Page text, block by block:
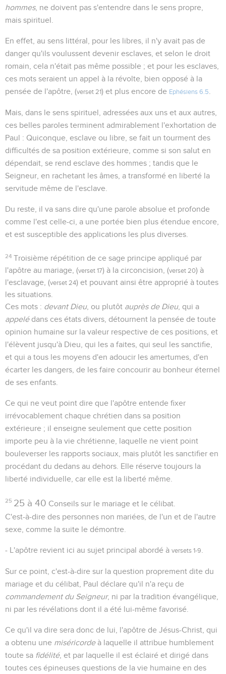
hommes, ne doivent pas s'entendre dans le sens propre,
mais spirituel.
En effet, au sens littéral, pour les libres, il n'y avait pas de
danger qu'ils voulussent devenir esclaves, et selon le droit
romain, cela n'était pas même possible ; et pour les esclaves,
ces mots seraient un appel à la révolte, bien opposé à la
pensée de l'apôtre, (verset 21) et plus encore de Ephésiens 6.5
Mais, dans le sens spirituel, adressées aux uns et aux autres,
ces belles paroles terminent admirablement l'exhortation de
Paul : Quiconque, esclave ou libre, se fait un tourment des
difficultés de sa position extérieure, comme si son salut en
dépendait, se rend esclave des hommes ; tandis que le
Seigneur, en rachetant les âmes, a transformé en liberté la
servitude même de l'esclave.
Du reste, il va sans dire qu'une parole absolue et profonde
comme l'est celle-ci, a une portée bien plus étendue encore,
et est susceptible des applications les plus diverses.
24 Troisième répétition de ce sage principe appliqué par
l'apôtre au mariage, (verset 17) à la circoncision, (verset 20) à
l'esclavage, (verset 24) et pouvant ainsi être approprié à toutes
les situations.
Ces mots : devant Dieu, ou plutôt auprès de Dieu, qui a
appelédans ces états divers, détournent la pensée de toute
opinion humaine sur la valeur respective de ces positions, et
l'élèvent jusqu'à Dieu, qui les a faites, qui seul les sanctifie,
et qui a tous les moyens d'en adoucir les amertumes, d'en
écarter les dangers, de les faire concourir au bonheur éternel
de ses enfants.
Ce qui ne veut point dire que l'apôtre entende fixer
irrévocablement chaque chrétien dans sa position
extérieure ; il enseigne seulement que cette position
importe peu à la vie chrétienne, laquelle ne vient point
bouleverser les rapports sociaux, mais plutôt les sanctifier en
procédant du dedans au dehors. Elle réserve toujours la
liberté individuelle, car elle est la liberté même.
25 25 à 40 Conseils sur le mariage et le célibat.
C'est-à-dire des personnes non mariées, de l'un et de l'autre
sexe, comme la suite le démontre.
- L'apôtre revient ici au sujet principal abordé à versets 1-9
Sur ce point, c'est-à-dire sur la question proprement dite du
mariage et du célibat, Paul déclare qu'il n'a reçu de
commandement du Seigneur, ni par la tradition évangélique,
ni par les révélations dont il a été lui-même favorisé.
Ce qu'il va dire sera donc de lui, l'apôtre de Jésus-Christ, qui
a obtenu une miséricordeà laquelle il attribue humblement
toute sa fidélité, et par laquelle il est éclairé et dirigé dans
toutes ces épineuses questions de la vie humaine en des